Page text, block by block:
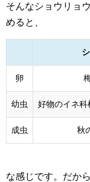
そんなショウリョ
めると、
卵
幼虫 好物のイネ
成虫 秋
な感じです。だか